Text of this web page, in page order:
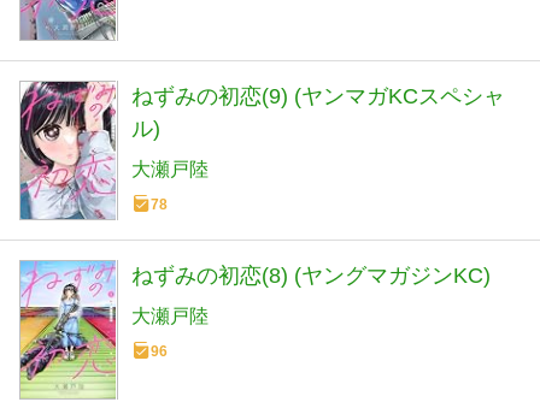
ねずみの初恋(9) (ヤンマガKCスペシャ
ル)
大瀬戸陸
78
ねずみの初恋(8) (ヤングマガジンKC)
大瀬戸陸
96